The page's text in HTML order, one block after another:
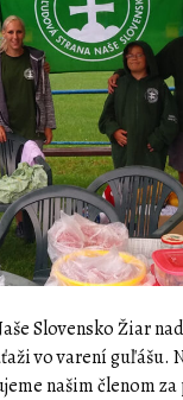
Slovensko Žiar
vo varení guľášu.
našim členom